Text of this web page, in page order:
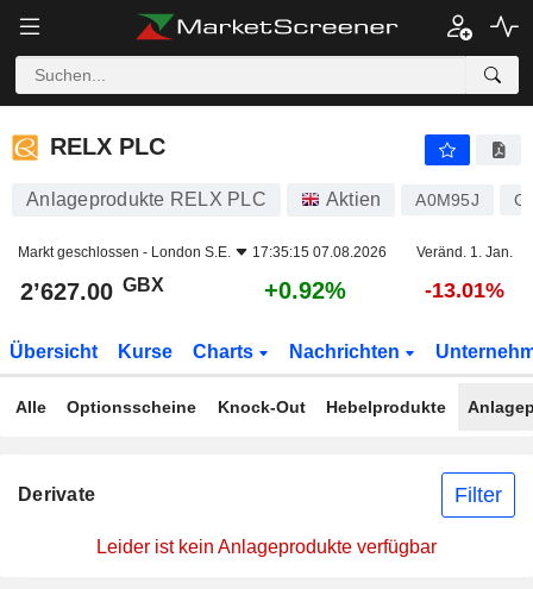
RELX PLC
RELX PLC
Anlageprodukte RELX PLC Aktien A0M95J
Markt geschlossen - London S.E. 17:35:15 07.08.2026 Veränd. 1. Jan.
2’627.00 GBX +0.92% -13.01%
Übersicht Kurse Charts Nachrichten
Alle Optionsscheine Knock-Out Hebelprodukte
Derivate Filter
Leider ist kein Anlageprodukte verfügbar